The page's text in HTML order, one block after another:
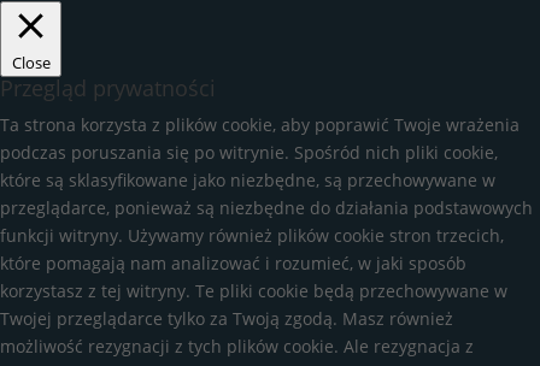
Close
Przegląd prywatności
Ta strona korzysta z plików cookie, aby poprawić Twoje wrażenia
podczas poruszania się po witrynie. Spośród nich pliki cookie,
które są sklasyfikowane jako niezbędne, są przechowywane w
przeglądarce, ponieważ są niezbędne do działania podstawowych
funkcji witryny. Używamy również plików cookie stron trzecich,
które pomagają nam analizować i rozumieć, w jaki sposób
korzystasz z tej witryny. Te pliki cookie będą przechowywane w
Twojej przeglądarce tylko za Twoją zgodą. Masz również
możliwość rezygnacji z tych plików cookie. Ale rezygnacja z